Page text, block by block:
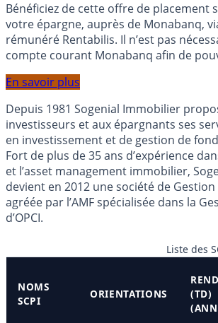
Bénéficiez de cette offre de placement
votre épargne, auprès de Monabanq,
rémunéré Rentabilis. Il n’est pas
compte courant Monabanq afin de
En savoir plus
Depuis 1981 Sogenial Immobilier
investisseurs et aux épargnants ses
en investissement et de gestion de
Fort de plus de 35 ans d’expérience
et l’asset management immobilier,
devient en 2012 une société de
agréée par l’AMF spécialisée dans la
d’OPCI.
Liste des
NOMS
SCPI
ORIENTATIONS
(TD)